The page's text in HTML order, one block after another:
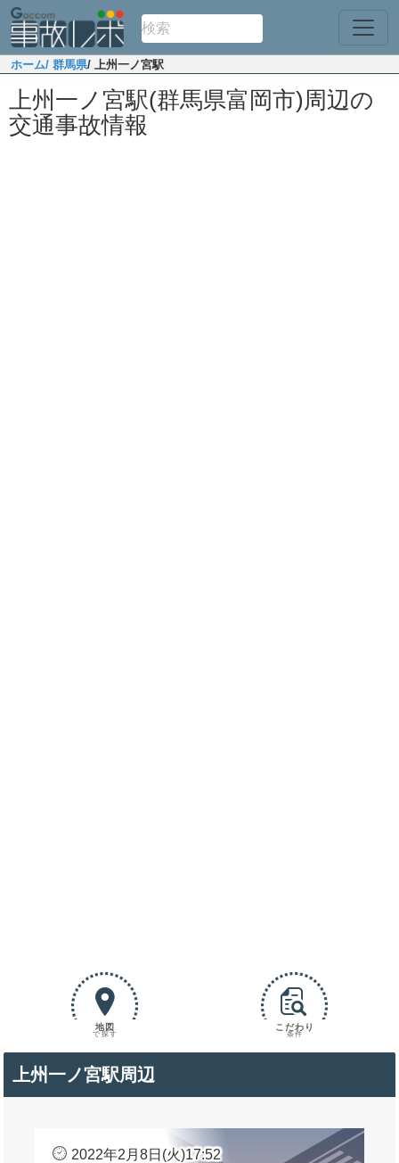
ホーム/ 群馬県/ 上州一ノ宮駅
上州一ノ宮駅(群馬県富岡市)周辺の
交通事故情報
地図
で探す
こだわり
条件
上州一ノ宮駅周辺
2022年2月8日(火)17:52